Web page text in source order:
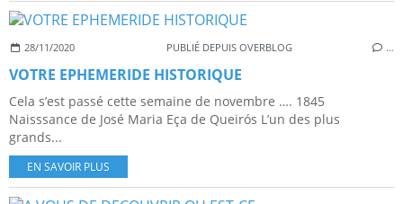
28/11/2020 PUBLIÉ DEPUIS OVERBLOG …
VOTRE EPHEMERIDE HISTORIQUE
Cela s’est passé cette semaine de novembre …. 1845
Naisssance de José Maria Eça de Queirós L’un des plus
grands...
EN SAVOIR PLUS